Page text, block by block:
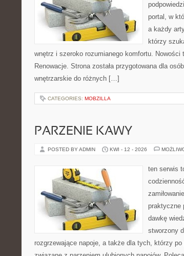
portal, w
a każdy
którzy
wnętrz i szeroko rozumianego komfortu.
Renowacje. Strona została przygotowana dla
wnętrzarskie do różnych […]
CATEGORIES: MOBZILLA
PARZENIE KAWY
POSTED BY ADMIN KWI - 12 - 2026
ten serwis
praktyczne
dawkę
stworzony
rozgrzewające napoje, a także dla tych, którzy